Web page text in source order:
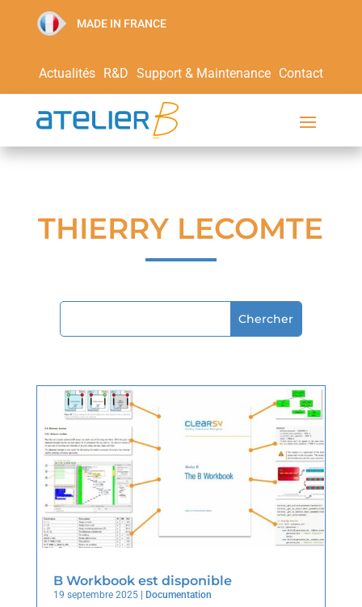
MADE IN FRANCE
Actualités R&D Support & Maintenance Contact
THIERRY LECOMTE
B Workbook est disponible
19 septembre 2025| Documentation